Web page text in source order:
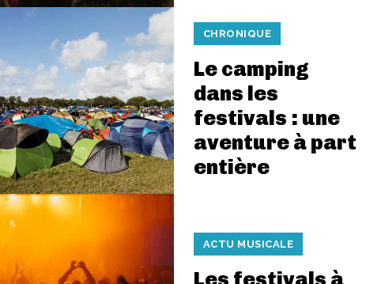
CHRONIQUE
Le camping
dans les
festivals : une
aventure à part
entière
ACTU MUSICALE